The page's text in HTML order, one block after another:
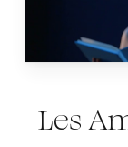
Les